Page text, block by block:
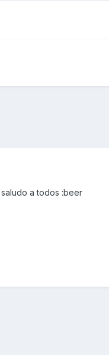
a todos :beer